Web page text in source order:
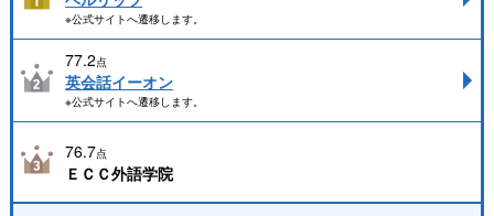
※公式サイトへ遷移します。
77.2点
英会話イーオン
※公式サイトへ遷移します。
76.7点
ＥＣＣ外語学院